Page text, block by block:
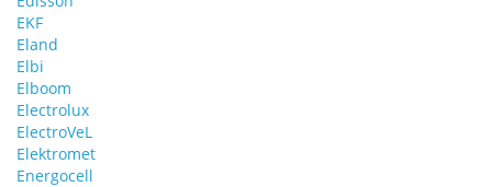
EKF
Eland
Elbi
Elboom
Electrolux
ElectroVeL
Elektromet
Energocell